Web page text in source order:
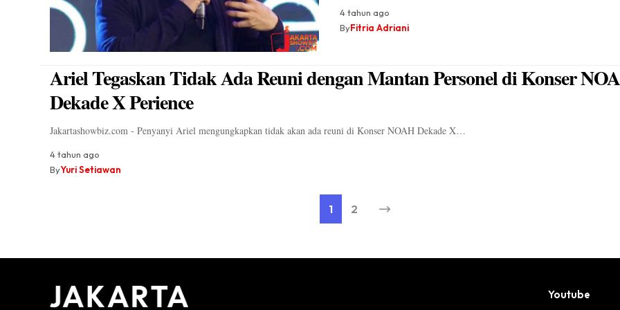
4 tahun ago
ByFitria Adriani
Ariel Tegaskan Tidak Ada Reuni dengan Mantan Personel di Konser
Dekade X Perience
Jakartashowbiz.com - Penyanyi Ariel mengungkapkan tidak akan ada reuni di Konser NOAH Dekade X…
4 tahun ago
ByYuri Setiawan
1 2
Youtube